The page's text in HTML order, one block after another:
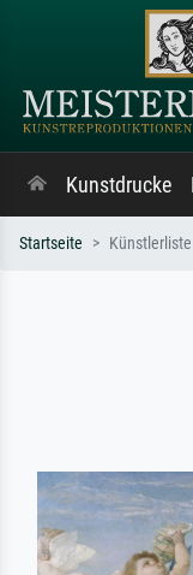
Kunstdrucke
Startseite Künstlerliste